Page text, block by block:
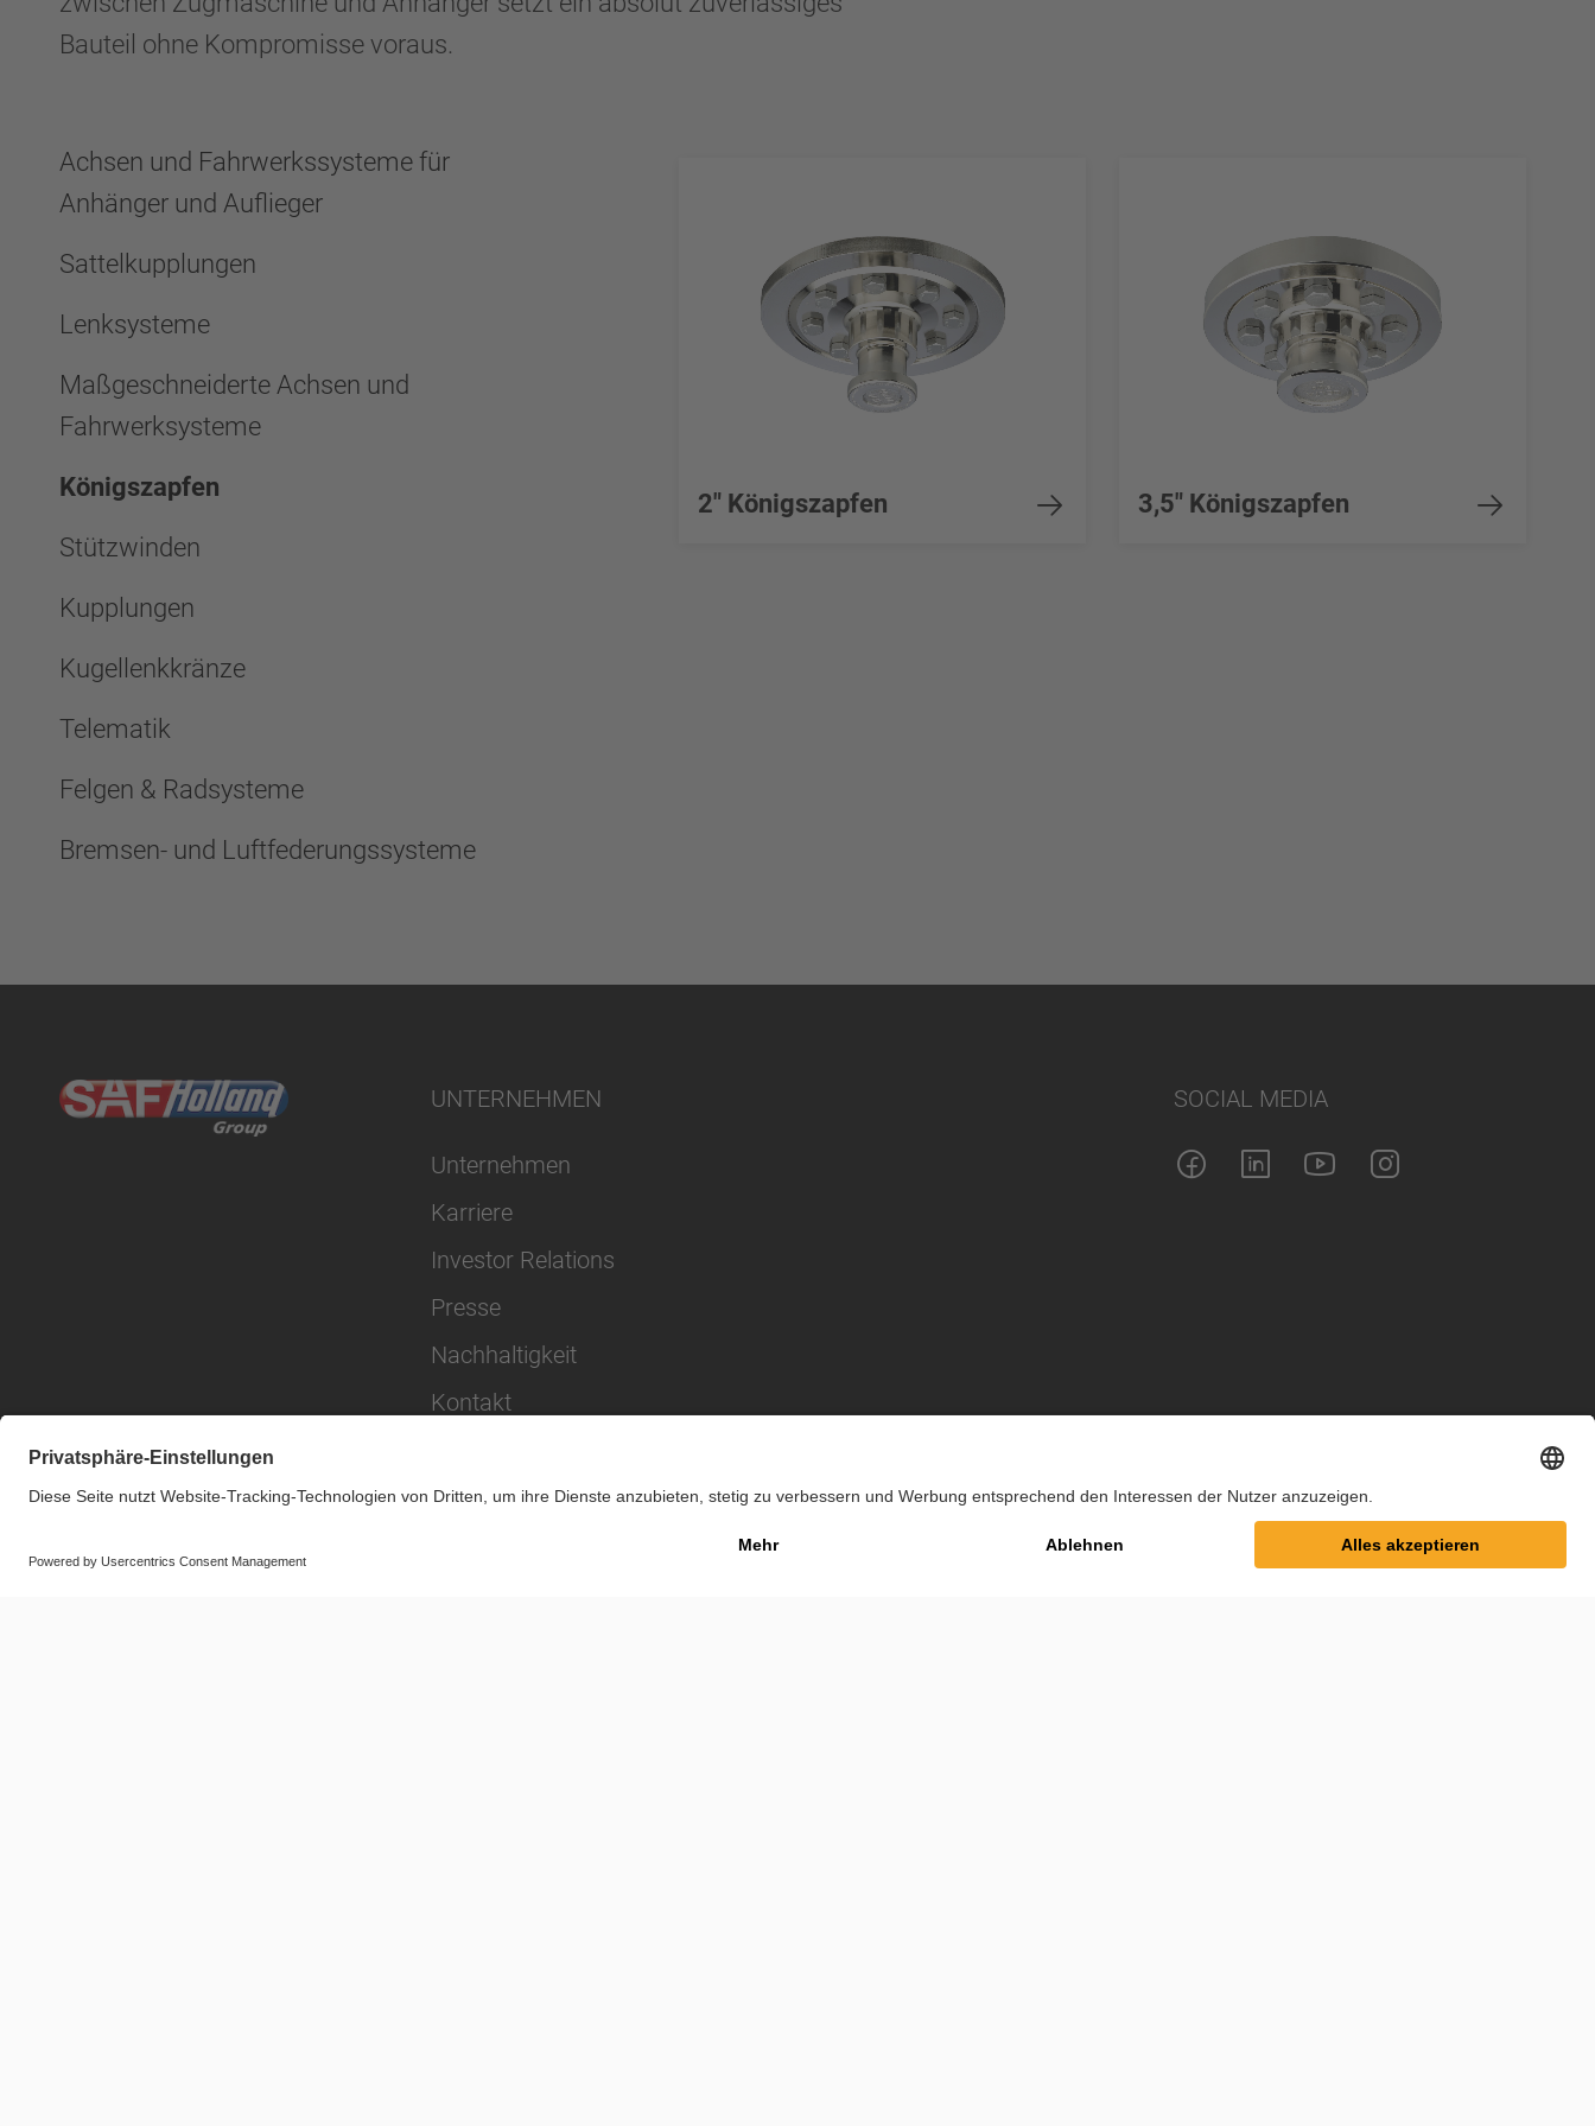
Bauteil ohne Kompromisse voraus.
Achsen und Fahrwerkssysteme für
Anhänger und Auflieger
Sattelkupplungen
Lenksysteme
Maßgeschneiderte Achsen und
Fahrwerksysteme
Königszapfen
Stützwinden
Kupplungen
Kugellenkkränze
Telematik
Felgen & Radsysteme
Bremsen- und Luftfederungssysteme
2" Königszapfen 3,5" Königszapfen
UNTERNEHMEN
Unternehmen
Karriere
Investor Relations
Presse
Nachhaltigkeit
Kontakt
SOCIAL MEDIA